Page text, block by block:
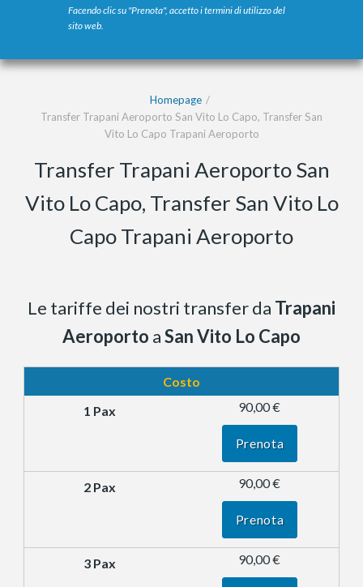
Facendo clic su "Prenota", accetto i termini di utilizzo del
sito web.
Homepage
Transfer Trapani Aeroporto San Vito Lo Capo, Transfer San
Vito Lo Capo Trapani Aeroporto
Transfer Trapani Aeroporto San
Vito Lo Capo, Transfer San Vito Lo
Capo Trapani Aeroporto
Le tariffe dei nostri transfer da Trapani
Aeroporto aSan Vito Lo Capo
Costo
90,00 €
Prenota
90,00 €
Prenota
90,00 €